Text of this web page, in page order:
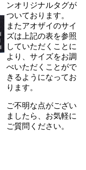
ンオリジナルタグが
ついております。
またアオザイのサイ
ズは上記の表を参照
していただくことに
より、サイズをお調
べいただくことがで
きるようになってお
ります。
ご不明な点がござい
ましたら、お気軽に
ご質問ください。